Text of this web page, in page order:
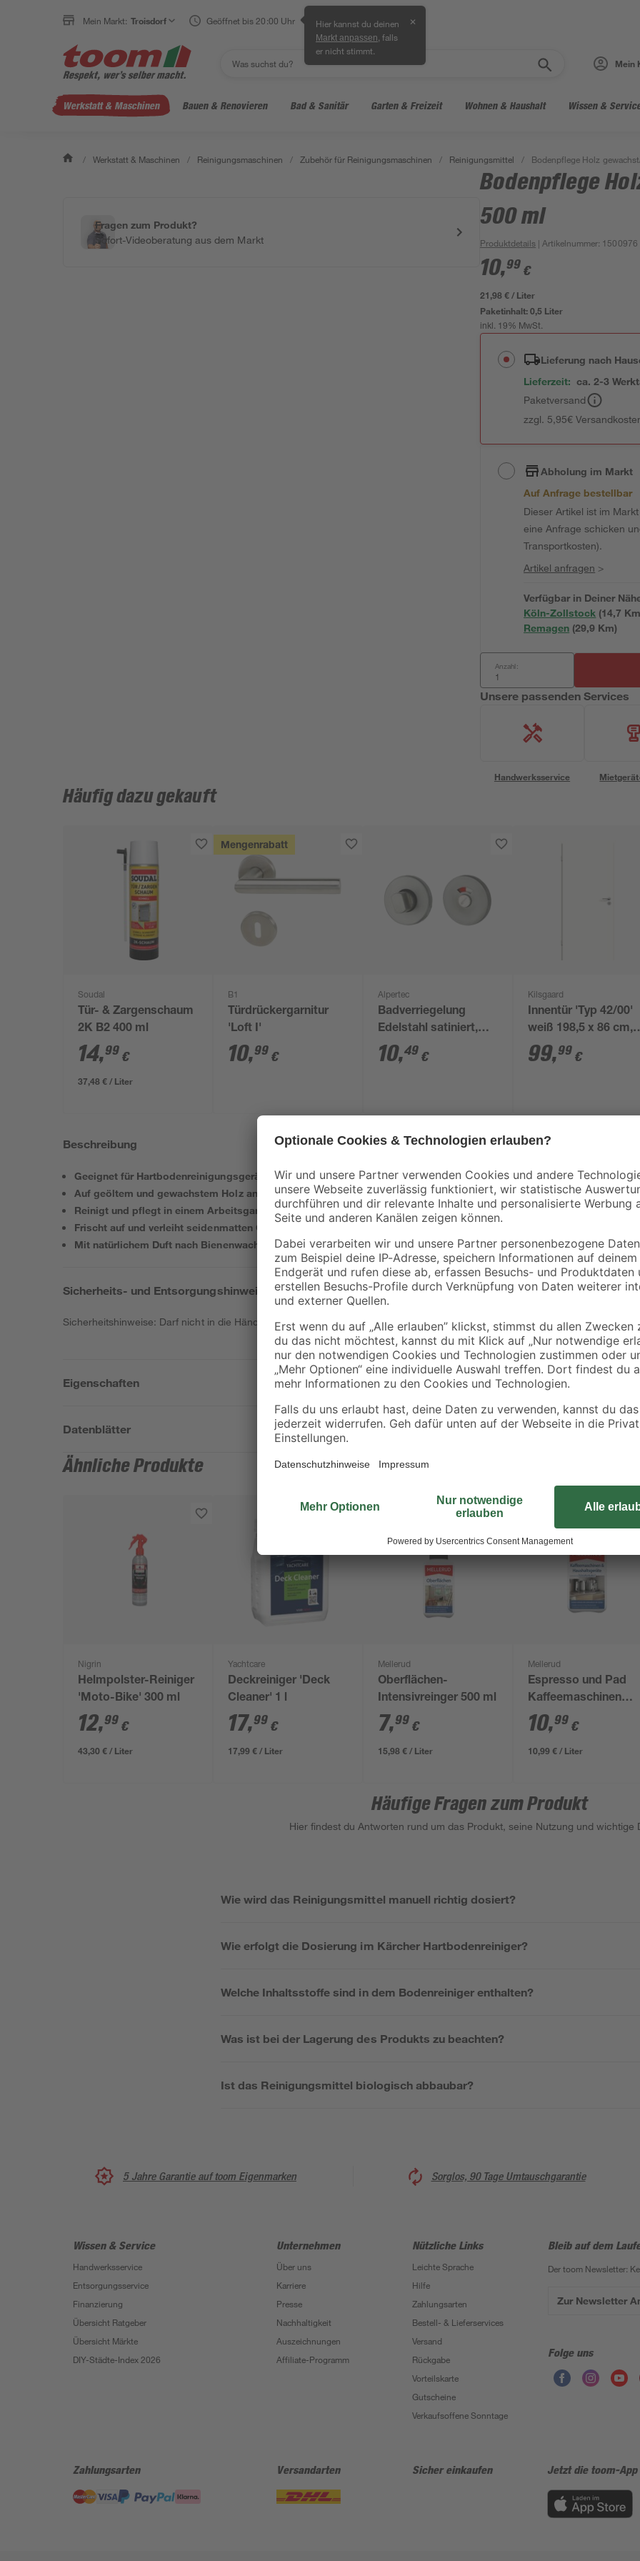
Mein Markt: Troisdorf Geöffnet bis 20:00 Uhr Hier kannst du deinen
Markt anpassen , falls
er nicht stimmt.
✕
Mein
Werkstatt & Maschinen Bauen & Renovieren Bad & Sanitär Garten & Freizeit Wohnen & Haushalt Wissen &
/ Werkstatt & Maschinen / Reinigungsmaschinen / Zubehör für Reinigungsmaschinen / Reinigungsmittel / Bodenpflege Holz
Fragen zum Produkt?
Sofort-Videoberatung aus dem Markt
Bodenpflege
500 ml
Produktdetails | Artikelnummer: 1500976
10,99 €
21,98 € / Liter
Paketinhalt:0,5 Liter
inkl. 19% MwSt.
Lieferung nach
Lieferzeit: ca. 2-3
Paketversand
zzgl. 5,95€
Abholung im Markt
Auf Anfrage bestellbar
Dieser Artikel ist im
eine Anfrage schicken
Transportkosten).
Artikel anfragen >
Verfügbar in Deiner
Köln-Zollstock (14,7
Remagen (29,9 Km)
Anzahl:
Unsere passenden Services
Handwerksservice
Häufig dazu gekauft
Soudal
Tür- & Zargenschaum
2K B2 400 ml
14,99 €
37,48 € / Liter
Mengenrabatt
B1
Türdrückergarnitur
'Loft I'
10,99 €
Alpertec
Badverriegelung
Edelstahl satiniert,
rot/weiß
10,49 €
Kilsgaard
Innentür 'Typ 42/00'
weiß 198,5 x 86 cm,
Linksanschlag
99,99 €
Beschreibung
Geeignet für Hartbodenreinigungsgeräte
Auf geöltem und gewachstem Holz anwendbar
Reinigt und pflegt in einem Arbeitsgang
Frischt auf und verleiht seidenmatten Glanz
Mit natürlichem Duft nach Bienenwachs
Die hochwertige Bodenpflege
anwendbar. Nutzen Sie die
Hartbodenreinigergeräte oder
Mittel frischt auf und verleiht
sorgt die schonende
Sicherheits- und Entsorgungshinweise
Sicherheitshinweise: Darf nicht in die Hände von Kindern gelangen.
Eigenschaften
Datenblätter
Ähnliche Produkte
Nigrin
Helmpolster-Reiniger
'Moto-Bike' 300 ml
12,99 €
43,30 € / Liter
Yachtcare
Deckreiniger 'Deck
Cleaner' 1 l
17,99 €
17,99 € / Liter
Mellerud
Oberflächen-
Intensivreinger 500 ml
7,99 €
15,98 € / Liter
Mellerud
Espresso und Pad
Kaffeemaschinen
Entkalker 1 l
10,99 €
10,99 € / Liter
Häufige Fragen zum Produkt
Hier findest du Antworten rund um das Produkt, seine Nutzung und wichtige
Wie wird das Reinigungsmittel manuell richtig dosiert?
Wie erfolgt die Dosierung im Kärcher Hartbodenreiniger?
Welche Inhaltsstoffe sind in dem Bodenreiniger enthalten?
Was ist bei der Lagerung des Produkts zu beachten?
Ist das Reinigungsmittel biologisch abbaubar?
5 Jahre Garantie auf toom Eigenmarken Sorglos, 90 Tage Umtauschgarantie
Wissen & Service
Handwerksservice
Entsorgungsservice
Finanzierung
Übersicht Ratgeber
Übersicht Märkte
DIY-Städte-Index 2026
Unternehmen
Über uns
Karriere
Presse
Nachhaltigkeit
Auszeichnungen
Affiliate-Programm
Nützliche Links
Leichte Sprache
Hilfe
Zahlungsarten
Bestell- & Lieferservices
Versand
Rückgabe
Vorteilskarte
Gutscheine
Verkaufsoffene Sonntage
Bleib auf dem
Der toom Newsletter:
Zur Newsletter
Folge uns
Zahlungsarten Versandarten Sicher einkaufen Jetzt die toom-